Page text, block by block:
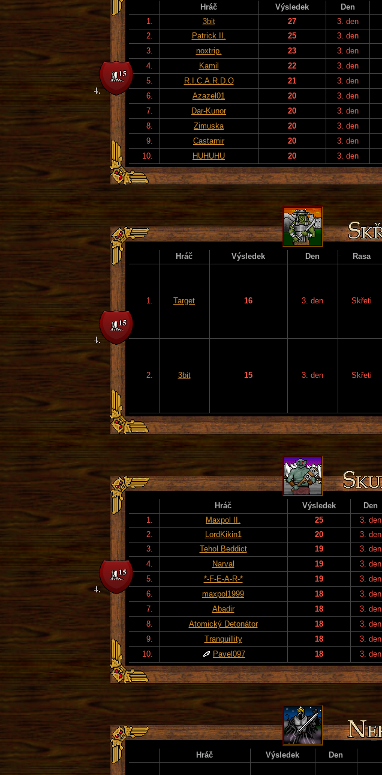
Hráč Výsledek Den
1.
3bit 27 3. den
2.
Patrick II. 25 3. den
3.
noxtrip. 23 3. den
4.
Kamil 22 3. den
5.
R.I.C.A.R.D.O 21 3. den
6.
Azazel01 20 3. den
7.
Dar-Kunor 20 3. den
8.
Zimuska 20 3. den
9.
Castamir 20 3. den
10.
HUHUHU 20 3. den
Hráč Výsledek Den Rasa
1. Target 16 3. den Skřeti
2. 3bit 15 3. den Skřeti
Hráč Výsledek Den
1.
Maxpol II. 25 3. den
2.
LordKikin1 20 3. den
3.
Tehol Beddict 19 3. den
4.
Narval 19 3. den
5.
*-F-E-A-R-* 19 3. den
6.
maxpol1999 18 3. den
7.
Abadir 18 3. den
8.
Atomický Detonátor 18 3. den
9.
Tranquillity 18 3. den
10.
Pavel097 18 3. den
Hráč Výsledek Den